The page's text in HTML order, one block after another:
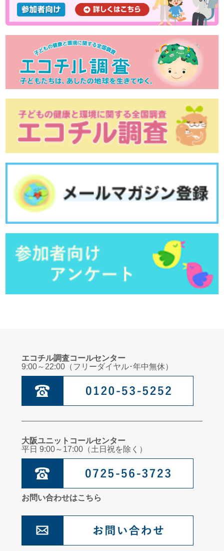
エコチル調査コールセンター
9:00～22:00（フリーダイヤル･年中無休）
大阪ユニットコールセンター
平日 9:00～17:00（土日祝を除く）
お問い合わせはこちら